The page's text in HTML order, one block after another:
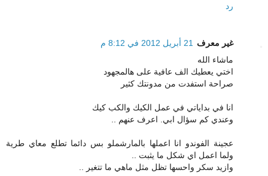
رد
غير معرف
21 أبريل 2012 في 8:12 م
ماشاء الله
اختي يعطيك الف عافية على هالمجهود
صراحة استفدت من مدونتك كثير
انا في بداياتي في عمل الكيك والكب كيك
وعندي كم سؤال ابي. اعرف عنهم ..
عجينة الفوندو انا اعملها بالمارشملو بس دائما تطلع معاي طرية
ولما اعمل اي شكل ما يثبت ..
وازيد سكر واحسها تظل مثل ماهي ما تتغير ..